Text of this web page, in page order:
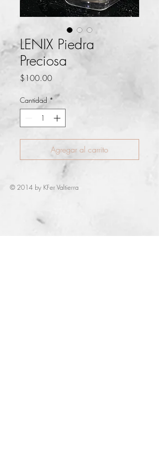
LENIX Piedra
Preciosa
$100.00Precio
Cantidad *
Agregar al carrito
© 2014 by KFer Valtierra